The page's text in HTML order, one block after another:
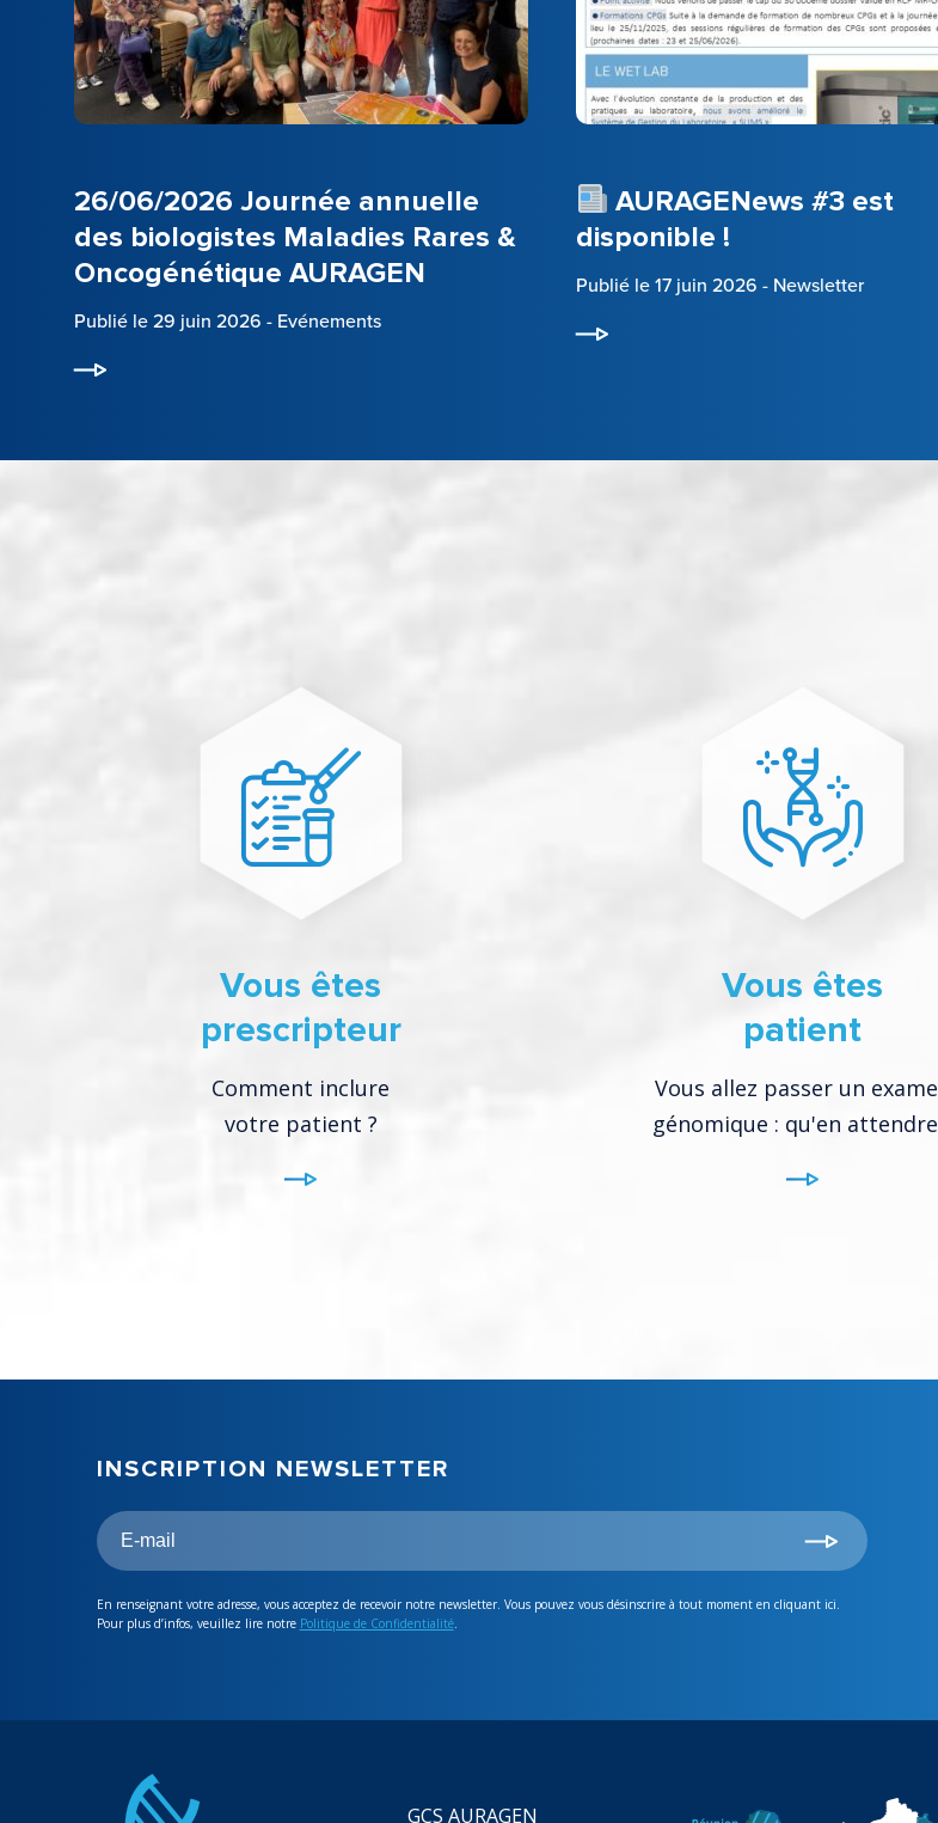
26/06/2026 Journée annuelle
des biologistes Maladies Rares &
Oncogénétique AURAGEN
Publié le 29 juin 2026 - Evénements
AURAGENews #3 est
disponible !
Publié le 17 juin 2026 - Newsletter
Vous êtes
prescripteur
Comment inclure
votre patient ?
Vous êtes
patient
Vous allez passer un
génomique : qu'en
INSCRIPTION NEWSLETTER
En renseignant votre adresse, vous acceptez de recevoir notre newsletter. Vous pouvez vous désinscrire à tout moment en cliquant ici.
Pour plus d’infos, veuillez lire notre Politique de Confidentialité.
GCS AURAGEN